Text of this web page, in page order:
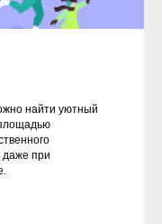
найти уютный
даже при